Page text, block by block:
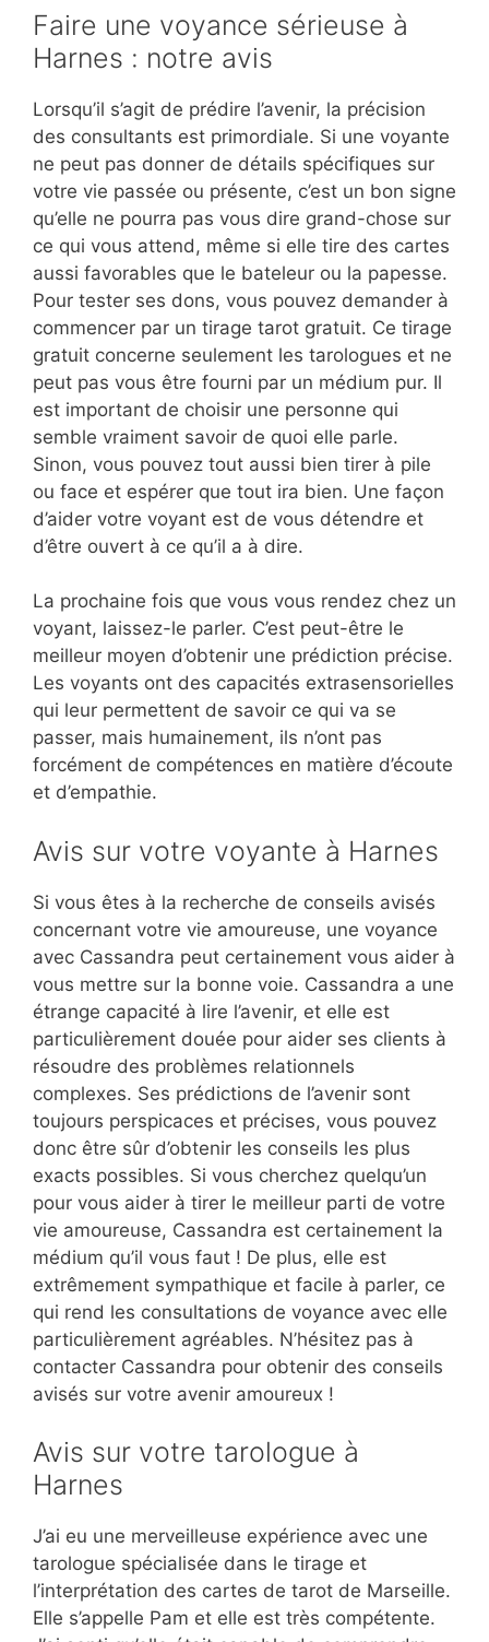
Faire une voyance sérieuse à
Harnes : notre avis
Lorsqu’il s’agit de prédire l’avenir, la précision
des consultants est primordiale. Si une voyante
ne peut pas donner de détails spécifiques sur
votre vie passée ou présente, c’est un bon signe
qu’elle ne pourra pas vous dire grand-chose sur
ce qui vous attend, même si elle tire des cartes
aussi favorables que le bateleur ou la papesse.
Pour tester ses dons, vous pouvez demander à
commencer par un tirage tarot gratuit. Ce tirage
gratuit concerne seulement les tarologues et ne
peut pas vous être fourni par un médium pur. Il
est important de choisir une personne qui
semble vraiment savoir de quoi elle parle.
Sinon, vous pouvez tout aussi bien tirer à pile
ou face et espérer que tout ira bien. Une façon
d’aider votre voyant est de vous détendre et
d’être ouvert à ce qu’il a à dire.
La prochaine fois que vous vous rendez chez un
voyant, laissez-le parler. C’est peut-être le
meilleur moyen d’obtenir une prédiction précise.
Les voyants ont des capacités extrasensorielles
qui leur permettent de savoir ce qui va se
passer, mais humainement, ils n’ont pas
forcément de compétences en matière d’écoute
et d’empathie.
Avis sur votre voyante à Harnes
Si vous êtes à la recherche de conseils avisés
concernant votre vie amoureuse, une voyance
avec Cassandra peut certainement vous aider à
vous mettre sur la bonne voie. Cassandra a une
étrange capacité à lire l’avenir, et elle est
particulièrement douée pour aider ses clients à
résoudre des problèmes relationnels
complexes. Ses prédictions de l’avenir sont
toujours perspicaces et précises, vous pouvez
donc être sûr d’obtenir les conseils les plus
exacts possibles. Si vous cherchez quelqu’un
pour vous aider à tirer le meilleur parti de votre
vie amoureuse, Cassandra est certainement la
médium qu’il vous faut ! De plus, elle est
extrêmement sympathique et facile à parler, ce
qui rend les consultations de voyance avec elle
particulièrement agréables. N’hésitez pas à
contacter Cassandra pour obtenir des conseils
avisés sur votre avenir amoureux !
Avis sur votre tarologue à
Harnes
J’ai eu une merveilleuse expérience avec une
tarologue spécialisée dans le tirage et
l’interprétation des cartes de tarot de Marseille.
Elle s’appelle Pam et elle est très compétente.